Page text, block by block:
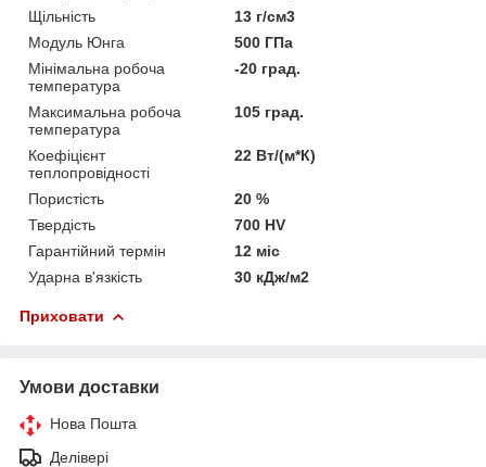
Щільність
13 г/см3
Модуль Юнга
500 ГПа
Мінімальна робоча
температура
-20 град.
Максимальна робоча
температура
105 град.
Коефіцієнт
теплопровідності
22 Вт/(м*К)
Пористість
20 %
Твердість
700 HV
Гарантійний термін
12 міс
Ударна в'язкість
30 кДж/м2
Приховати
Умови доставки
Нова Пошта
Делівері